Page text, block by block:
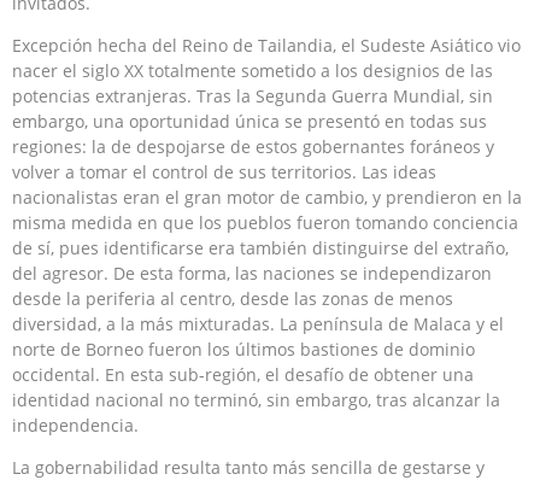
Excepción hecha del Reino de Tailandia, el Sudeste Asiático vio
nacer el siglo XX totalmente sometido a los designios de las
potencias extranjeras. Tras la Segunda Guerra Mundial, sin
embargo, una oportunidad única se presentó en todas sus
regiones: la de despojarse de estos gobernantes foráneos y
volver a tomar el control de sus territorios. Las ideas
nacionalistas eran el gran motor de cambio, y prendieron en la
misma medida en que los pueblos fueron tomando conciencia
de sí, pues identificarse era también distinguirse del extraño,
del agresor. De esta forma, las naciones se independizaron
desde la periferia al centro, desde las zonas de menos
diversidad, a la más mixturadas. La península de Malaca y el
norte de Borneo fueron los últimos bastiones de dominio
occidental. En esta sub-región, el desafío de obtener una
identidad nacional no terminó, sin embargo, tras alcanzar la
independencia.
La gobernabilidad resulta tanto más sencilla de gestarse y